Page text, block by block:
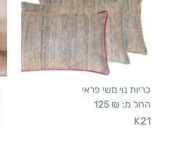
כריות נוי משי פראי
החל מ: 125 ₪
K21